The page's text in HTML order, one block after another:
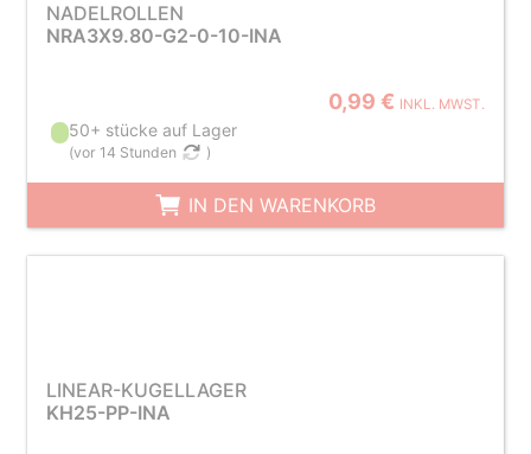
NADELROLLEN
NRA3X9.80-G2-0-10-INA
0,99 € INKL. MWST.
50+ stücke auf Lager
(vor 14 Stunden )
IN DEN WARENKORB
LINEAR-KUGELLAGER
KH25-PP-INA